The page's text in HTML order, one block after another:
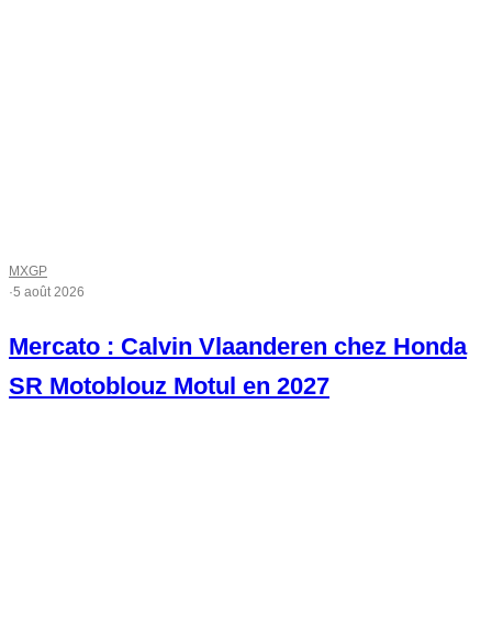
MXGP
·5 août 2026
Mercato : Calvin Vlaanderen chez Honda
SR Motoblouz Motul en 2027